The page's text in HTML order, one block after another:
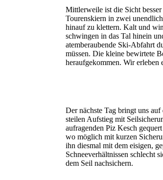
Mittlerweile ist die Sicht
Tourenskiern in zwei
hinauf zu klettern. Kalt und
schwingen in das Tal hinein
atemberaubende Ski-Abfahrt
müssen. Die kleine bewirtete
heraufgekommen. Wir
Der nächste Tag bringt uns
steilen Aufstieg mit
aufragenden Piz Kesch
wo möglich mit kurzen
ihn diesmal mit dem eisigen,
Schneeverhältnissen schlecht
dem Seil nachsichern.